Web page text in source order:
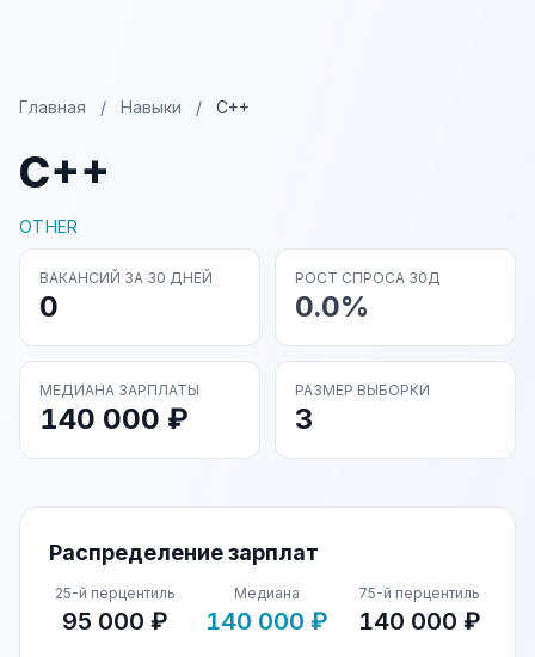
Главная / Навыки / C++
C++
OTHER
ВАКАНСИЙ ЗА 30 ДНЕЙ
0
РОСТ СПРОСА 30Д
0.0%
МЕДИАНА ЗАРПЛАТЫ
140 000 ₽
РАЗМЕР ВЫБОРКИ
3
Распределение зарплат
25-й перцентиль
95 000 ₽
Медиана
140 000 ₽
75-й перцентиль
140 000 ₽